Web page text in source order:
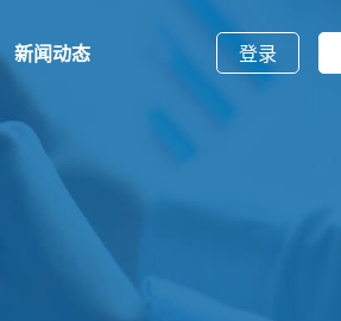
新闻动态 登录